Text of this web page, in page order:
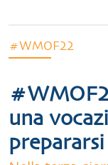
#WMOF22
una